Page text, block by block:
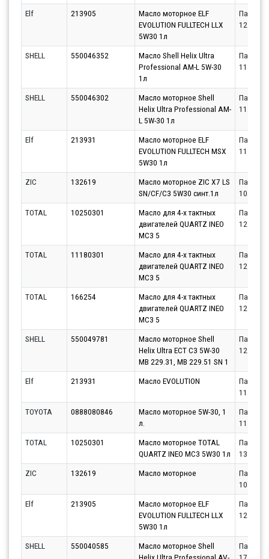
Elf 213905
Масло моторное ELF
EVOLUTION FULLTECH LLX
5W30 1л
Партнёр
SHELL 550046352
Масло Shell Helix Ultra
Professional AM-L 5W-30
1л
Партнёр
SHELL 550046302
Масло моторное Shell
Helix Ultra Professional AM-
L 5W-30 1л
Партнёр
Elf 213931
Масло моторное ELF
EVOLUTION FULLTECH MSX
5W30 1л
Партнёр
ZIC 132619
Масло моторное ZIC X7 LS
SN/CF/C3 5W30 синт.1л
Партнёр
TOTAL
10250301
Масло для 4-х тактных
двигателей QUARTZ INEO
MC3 5
Партнёр
TOTAL 11180301
Масло для 4-х тактных
двигателей QUARTZ INEO
MC3 5
Партнёр
TOTAL 166254
Масло для 4-х тактных
двигателей QUARTZ INEO
MC3 5
Партнёр
SHELL 550049781
Масло моторное Shell
Helix Ultra ECT C3 5W-30
MB 229.31, MB 229.51 SN 1
Партнёр
Elf 213931 Масло EVOLUTION
Партнёр
TOYOTA
0888080846
Масло моторное 5W-30, 1
л.
Партнёр
TOTAL
10250301
Масло моторное TOTAL
QUARTZ INEO MC3 5W30 1л
Партнёр
ZIC
132619 Масло моторное
Партнёр
Elf
213905
Масло моторное ELF
EVOLUTION FULLTECH LLX
5W30 1л
Партнёр
SHELL 550040585
Масло моторное Shell
Партнёр